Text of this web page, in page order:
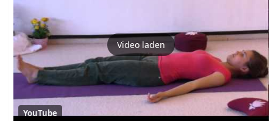
Video laden
YouTube